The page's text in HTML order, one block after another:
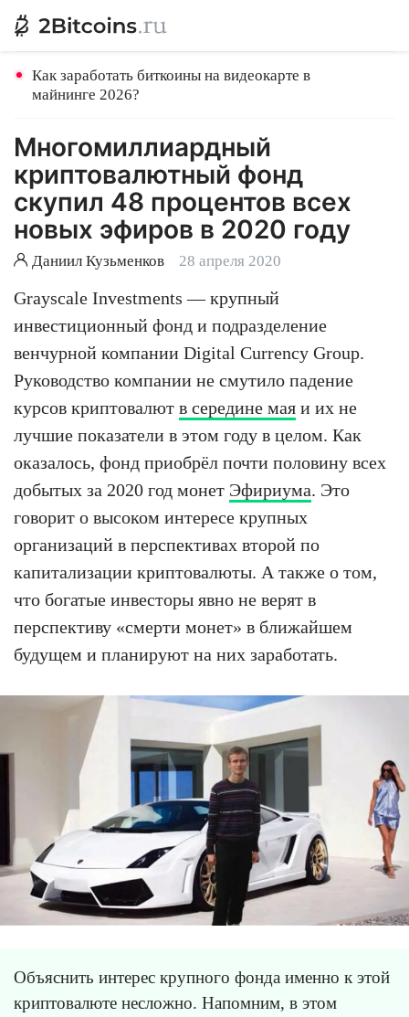
Как заработать биткоины на видеокарте в
майнинге 2026?
Многомиллиардный
криптовалютный фонд
скупил 48 процентов всех
новых эфиров в 2020 году
Даниил Кузьменков 28 апреля 2020
Grayscale Investments — крупный
инвестиционный фонд и подразделение
венчурной компании Digital Currency Group.
Руководство компании не смутило падение
курсов криптовалют в середине мая и их не
лучшие показатели в этом году в целом. Как
оказалось, фонд приобрёл почти половину всех
добытых за 2020 год монет Эфириума. Это
говорит о высоком интересе крупных
организаций в перспективах второй по
капитализации криптовалюты. А также о том,
что богатые инвесторы явно не верят в
перспективу «смерти монет» в ближайшем
будущем и планируют на них заработать.
Объяснить интерес крупного фонда именно к этой
криптовалюте несложно. Напомним, в этом